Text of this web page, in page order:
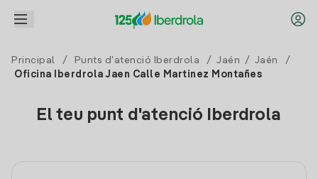
Principal / Punts d'atenció Iberdrola / Jaén / Jaén
/
Oficina Iberdrola Jaen Calle Martinez Montañes
El teu punt d'atenció Iberdrola